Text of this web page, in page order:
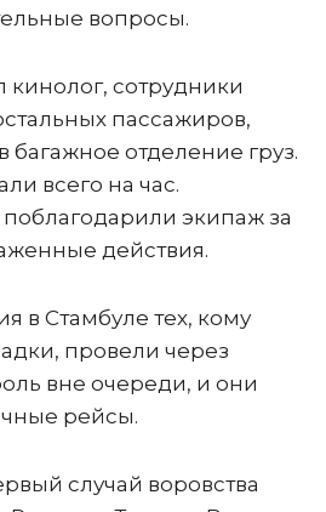
вопросы.
кинолог, сотрудники
пассажиров,
отделение груз.
всего на час.
экипаж за
действия.
в Стамбуле тех, кому
провели через
вне очереди, и они
рейсы.
случай воровства